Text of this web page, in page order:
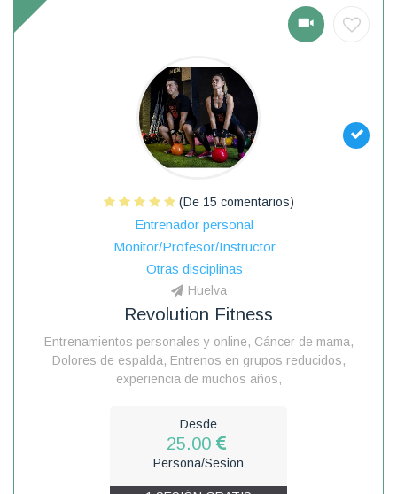
(De 15 comentarios)
Entrenador personal
Monitor/Profesor/Instructor
Otras disciplinas
Huelva
Revolution Fitness
Entrenamientos personales y online, Cáncer de mama,
Dolores de espalda, Entrenos en grupos reducidos,
experiencia de muchos años,
Desde
25.00
Persona/Sesion